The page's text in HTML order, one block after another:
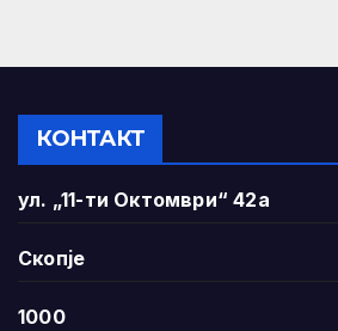
КОНТАКТ
ул. „11-ти Октомври“ 42а
Скопје
1000